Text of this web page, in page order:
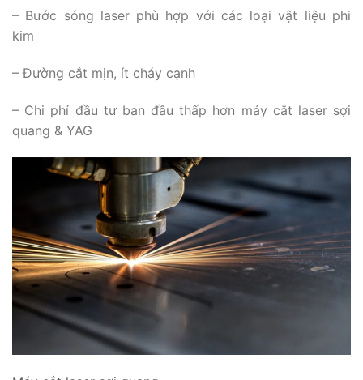
– Bước sóng laser phù hợp với các loại vật liệu phi
kim
– Đường cắt mịn, ít cháy cạnh
– Chi phí đầu tư ban đầu thấp hơn máy cắt laser sợi
quang & YAG